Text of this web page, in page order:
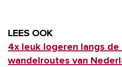
LEES OOK
4x leuk logeren langs
wandelroutes van